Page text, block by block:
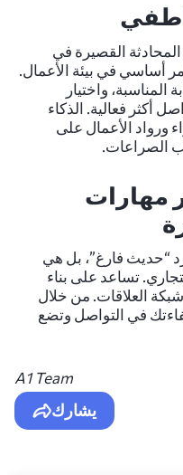
القصيرة في
أساسي في بيئة الأعمال.
واختيار
أكثر فعالية. الذكاء
ورواد الأعمال على
الصراعات.
مهارات
“حديث فارغ”، بل هي
تساعد على بناء
شبكة العلاقات. من خلال
في التواصل وتضع
A1 Team
يشارك